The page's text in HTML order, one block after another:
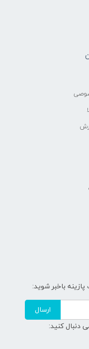
باخبر شوید:
ارسال
دنبال کنید: